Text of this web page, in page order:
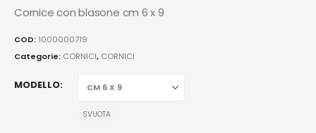
Cornice con blasone cm 6 x 9
COD: 1000000719
Categorie: CORNICI, CORNICI
MODELLO
SVUOTA